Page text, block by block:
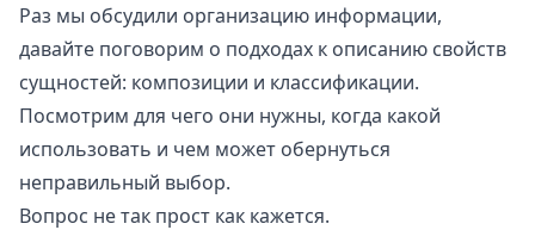
Раз мы обсудили организацию информации,
давайте поговорим о подходах к описанию свойств
сущностей: композиции и классификации.
Посмотрим для чего они нужны, когда какой
использовать и чем может обернуться
неправильный выбор.
Вопрос не так прост как кажется.